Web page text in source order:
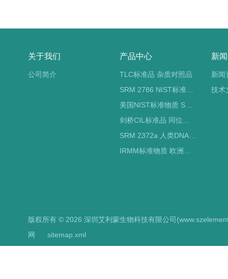
关于我们
公司简介
产品中心
TLC标准品 杂质对照品
SRM 2786 NIST标准物质 PM2.5标准品
美国NIST标准物质 SRM标准品
SRM 2372a 人类DNA定量标准品 NIST标准物质
新
新闻
技术
版权所有 © 2026 深圳艾利蒙生物科技有限公司
网
sitemap.xml